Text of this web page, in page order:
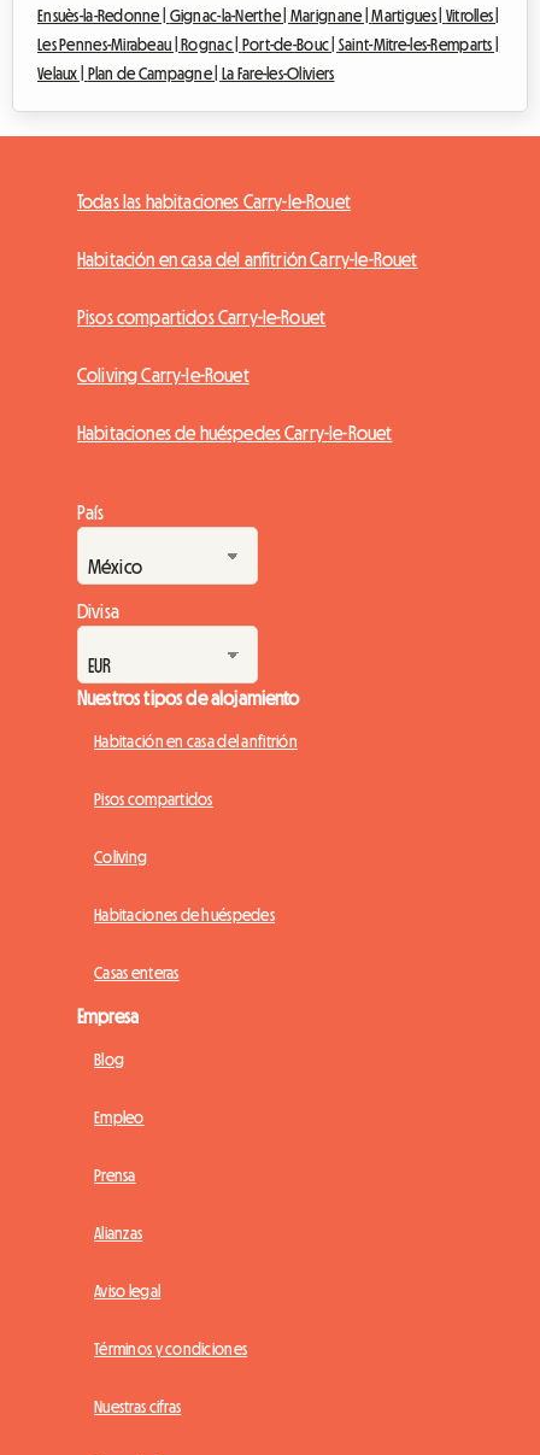
Ensuès-la-Redonne | Gignac-la-Nerthe | Marignane |Martigues | Vitrolles |
Les Pennes-Mirabeau |
Rognac | Port-de-Bouc | Saint-Mitre-les-Remparts |
Velaux |
Plan de Campagne | La Fare-les-Oliviers
Todas las habitaciones Carry-le-Rouet
Habitación en casa del anfitrión Carry-le-Rouet
Pisos compartidos Carry-le-Rouet
Coliving Carry-le-Rouet
Habitaciones de huéspedes Carry-le-Rouet
País
Divisa
Nuestros tipos de alojamiento
Habitación en casa del anfitrión
Pisos compartidos
Coliving
Habitaciones de huéspedes
Casas enteras
Empresa
Blog
Empleo
Prensa
Alianzas
Aviso legal
Términos y condiciones
Nuestras cifras